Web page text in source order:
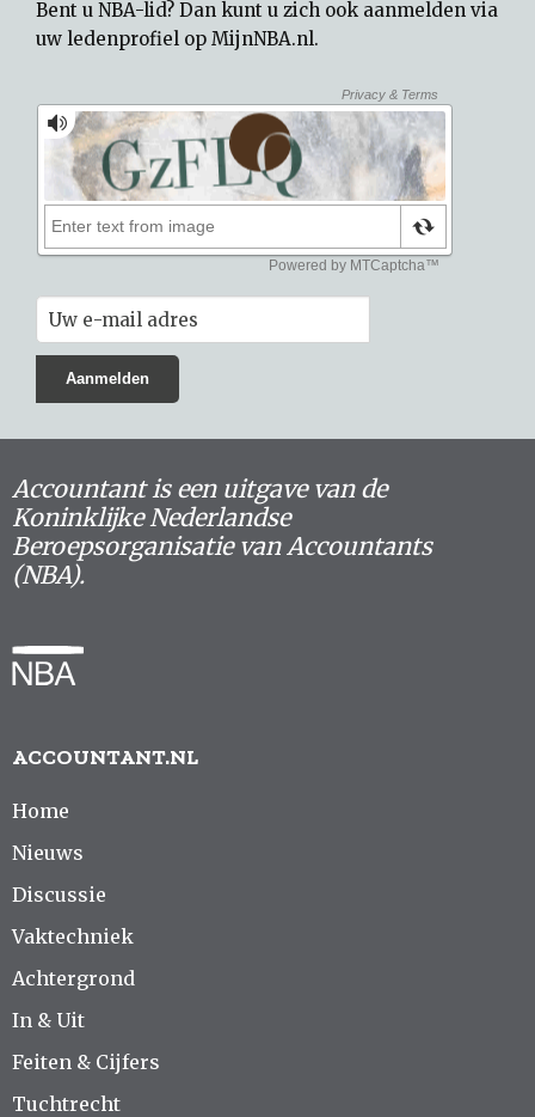
Bent u NBA-lid? Dan kunt u zich ook aanmelden via
uw ledenprofiel op MijnNBA.nl.
Accountant is een uitgave van de
Koninklijke Nederlandse
Beroepsorganisatie van Accountants
(NBA).
ACCOUNTANT.NL
Home
Nieuws
Discussie
Vaktechniek
Achtergrond
In & Uit
Feiten & Cijfers
Tuchtrecht